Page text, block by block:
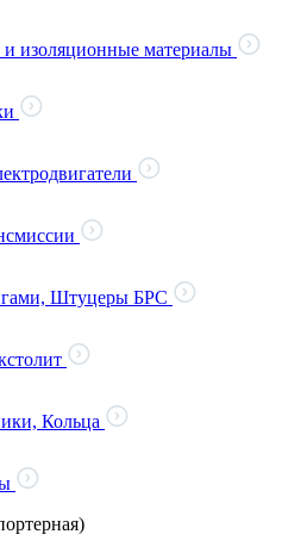
и изоляционные материалы
Штуцеры БРС
Кольца